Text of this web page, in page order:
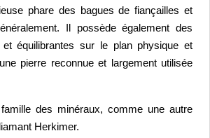
phare des bagues de fiançailles et
Il possède également des
équilibrantes sur le plan physique et
pierre reconnue et largement utilisée
des minéraux, comme une autre
Herkimer.